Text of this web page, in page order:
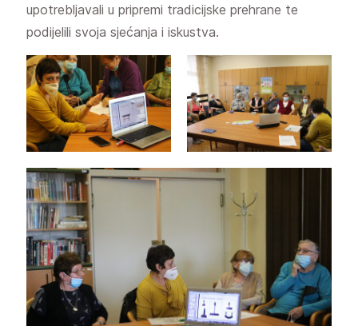
upotrebljavali u pripremi tradicijske prehrane te
podijelili svoja sjećanja i iskustva.